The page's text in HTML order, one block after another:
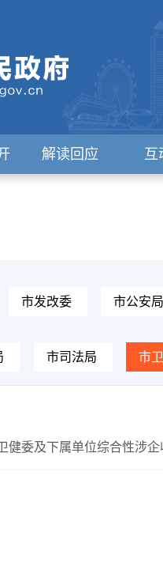
解读回应 互
市发改委 市公安
市司法局 市
健委及下属单位综合性涉